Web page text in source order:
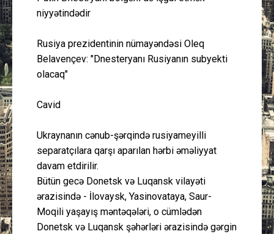
Cəmiyyət
Peşə etikası
niyyətindədir
Rusiya prezidentinin nümayəndəsi Oleq
Belavençev: "Dnesteryanı Rusiyanın subyekti
olacaq"
Cavid
Ukraynanın cənub-şərqində rusiyameyilli
separatçılara qarşı aparılan hərbi əməliyyat
davam etdirilir.
Bütün gecə Donetsk və Luqansk vilayəti
ərazisində - İlovaysk, Yasinovataya, Saur-
Moqili yaşayış məntəqələri, o cümlədən
Donetsk və Luqansk şəhərləri ərazisində gərgin